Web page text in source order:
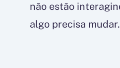
não estão
algo precisa mudar.